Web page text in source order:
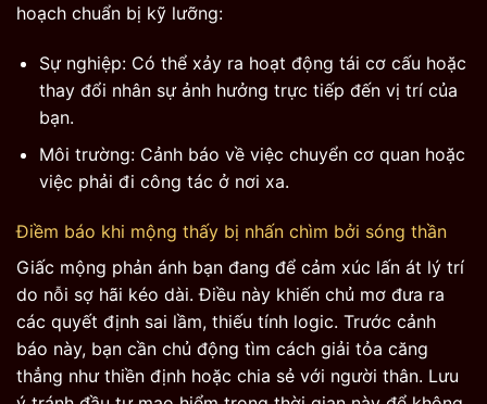
hoạch chuẩn bị kỹ lưỡng:
Sự nghiệp: Có thể xảy ra hoạt động tái cơ cấu hoặc
thay đổi nhân sự ảnh hưởng trực tiếp đến vị trí của
bạn.
Môi trường: Cảnh báo về việc chuyển cơ quan hoặc
việc phải đi công tác ở nơi xa.
Điềm báo khi mộng thấy bị nhấn chìm bởi sóng thần
Giấc mộng phản ánh bạn đang để cảm xúc lấn át lý trí
do nỗi sợ hãi kéo dài. Điều này khiến chủ mơ đưa ra
các quyết định sai lầm, thiếu tính logic. Trước cảnh
báo này, bạn cần chủ động tìm cách giải tỏa căng
thẳng như thiền định hoặc chia sẻ với người thân. Lưu